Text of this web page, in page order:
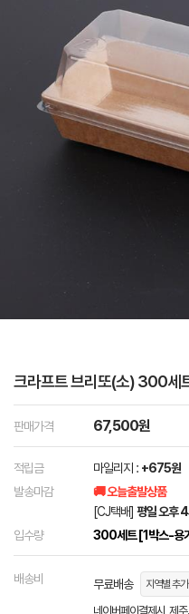
크라프트 브리또(소) 300세
판매가격 67,500원
적립금 마일리지 : +675원
발송마감
🚚 오늘출발상품
[CJ택배] 평일 오후 4
입수량
300세트 [1박스-용
배송비 무료배송 지역별 추
네이버페이결제시, 제